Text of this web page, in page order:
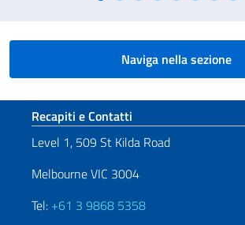
Naviga nella sezione
Sezione footer
Recapiti e Contatti
Level 1, 509 St Kilda Road
Melbourne VIC 3004
Tel: +61 3 9868 5358